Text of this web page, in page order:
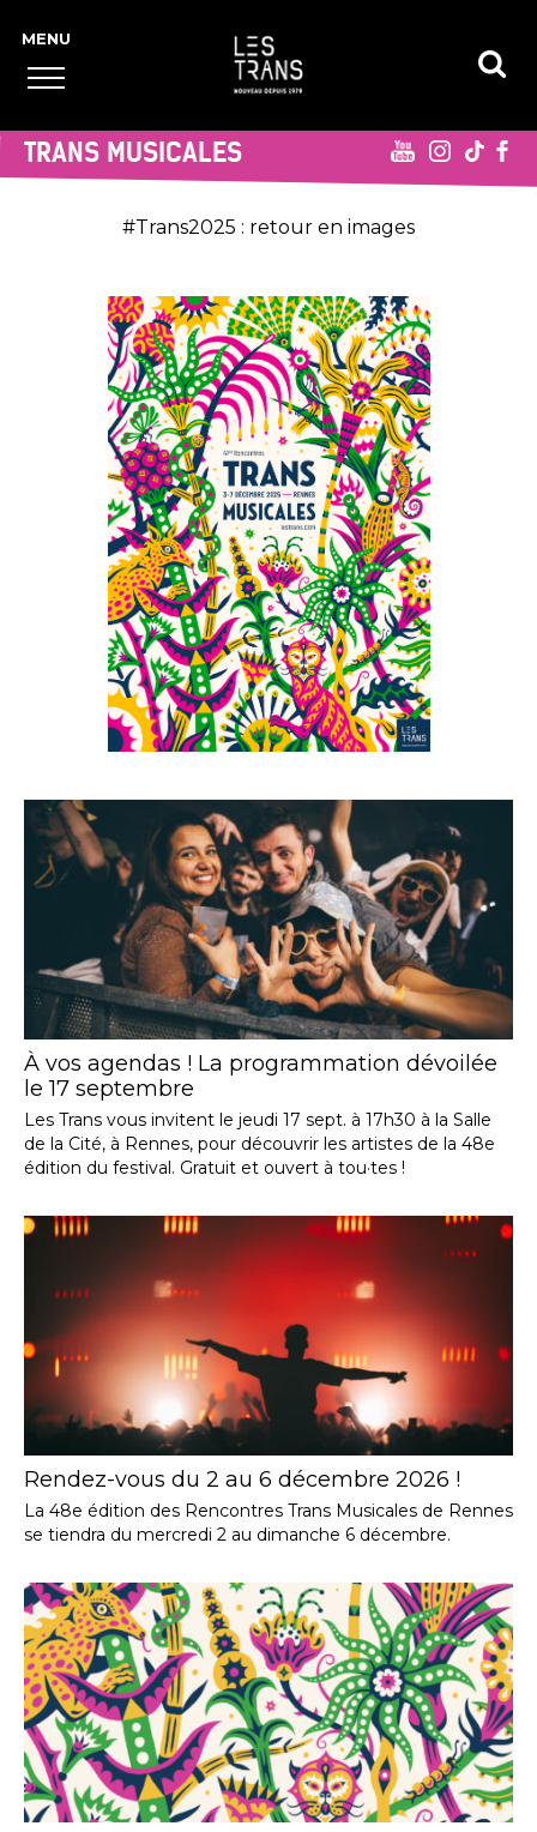
TRANS MUSICALES
#Trans2025 : retour en images
À vos agendas ! La programmation dévoilée
le 17 septembre
Les Trans vous invitent le jeudi 17 sept. à 17h30 à la Salle
de la Cité, à Rennes, pour découvrir les artistes de la 48e
édition du festival. Gratuit et ouvert à tou·tes !
Rendez-vous du 2 au 6 décembre 2026 !
La 48e édition des Rencontres Trans Musicales de Rennes
se tiendra du mercredi 2 au dimanche 6 décembre.